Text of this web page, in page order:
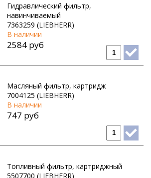
Гидравлический фильтр,
навинчиваемый
7363259 (LIEBHERR)
В наличии
2584 руб
Масляный фильтр, картридж
7004125 (LIEBHERR)
В наличии
747 руб
Топливный фильтр, картриджный
5507700 (LIEBHERR)